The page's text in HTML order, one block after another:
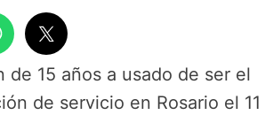
15 años a usado de ser el
de servicio en Rosario el 11